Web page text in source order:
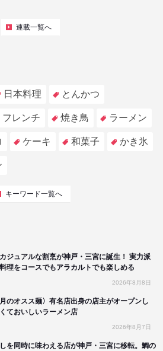
連載一覧へ
日本料理 とんかつ
フレンチ 焼き鳥 ラーメン
ケーキ 和菓子 かき氷
キーワード一覧へ
ジュアルな割烹が神戸・三宮に誕生！ 実力派
理をコースでもアラカルトでも楽しめる
2026年8月8日
月のオスス麺〉有名店出身の店主がオープンし
ておいしいラーメン店
2026年8月7日
を同時に味わえる店が神戸・三宮に移転。鯛の